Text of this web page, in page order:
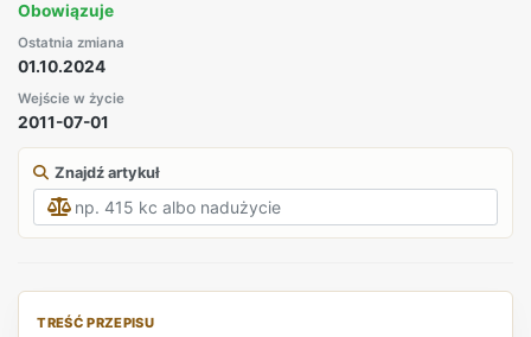
Obowiązuje
Ostatnia zmiana
01.10.2024
Wejście w życie
2011-07-01
Znajdź artykuł
TREŚĆ PRZEPISU